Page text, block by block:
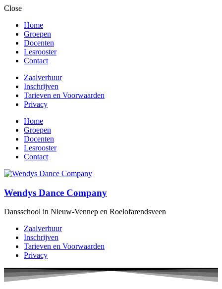
Close
Home
Groepen
Docenten
Lesrooster
Contact
Zaalverhuur
Inschrijven
Tarieven en Voorwaarden​
Privacy
Home
Groepen
Docenten
Lesrooster
Contact
Wendys Dance Company
Dansschool in Nieuw-Vennep en Roelofarendsveen
Zaalverhuur
Inschrijven
Tarieven en Voorwaarden​
Privacy